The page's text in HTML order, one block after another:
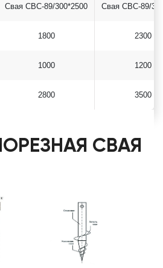
Свая СВС-89/300*2500
1800
1000
2800
Свая СВС-89/
2300
1200
3500
СВАЯ